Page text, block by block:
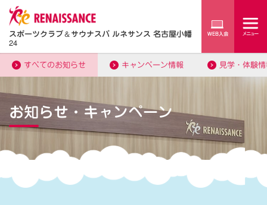
スポーツクラブ＆サウナスパ ルネサンス 名古屋小幡
24
すべてのお知らせ キャンペーン情報 見学・体験
お知らせ・キャンペーン